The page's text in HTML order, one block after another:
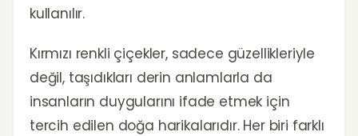
kullanılır.
Kırmızı renkli çiçekler, sadece güzellikleriyle
değil, taşıdıkları derin anlamlarla da
insanların duygularını ifade etmek için
tercih edilen doğa harikalarıdır. Her biri farklı